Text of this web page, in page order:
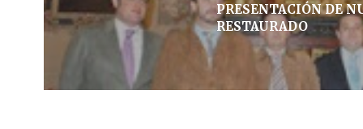
PRESENTACIÓN DE
RESTAURADO